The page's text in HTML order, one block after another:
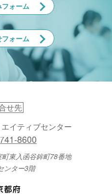
ォーム
ォーム
せ先
イティブセンター
8600
東入函谷鉾町78番地
ンター3階